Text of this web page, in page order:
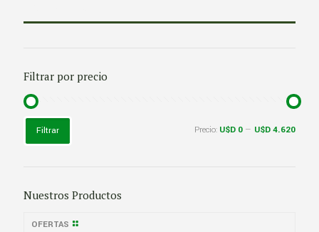
Filtrar por precio
Precio
mínimo
Precio
máximo
Filtrar Precio: U$D 0 — U$D 4.620
Nuestros Productos
OFERTAS